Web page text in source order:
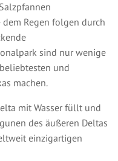
Regen folgen durch
sind nur wenige
und
machen.
mit Wasser füllt und
des äußeren Deltas
einzigartigen